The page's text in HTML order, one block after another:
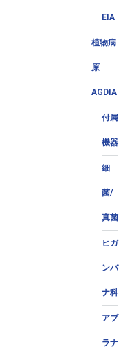
EIA
植物病
原
AGDIA
付属
機器
細
菌/
真菌
ヒガ
ンバ
ナ科
アブ
ラナ